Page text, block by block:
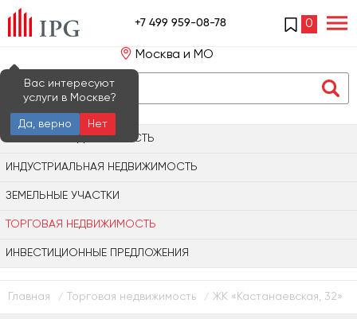
+7 499 959-08-78 0
Москва и МО
Вас интересуют
услуги в Москве?
Да, верно
Нет
ОФИСНАЯ НЕДВИЖИМОСТЬ
ИНДУСТРИАЛЬНАЯ НЕДВИЖИМОСТЬ
ЗЕМЕЛЬНЫЕ УЧАСТКИ
ТОРГОВАЯ НЕДВИЖИМОСТЬ
ИНВЕСТИЦИОННЫЕ ПРЕДЛОЖЕНИЯ
Главная / Торговая недвижимость / ЖК «Кастанаевская, 32»